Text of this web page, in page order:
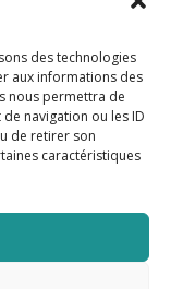
des technologies
aux informations des
nous permettra de
navigation ou les ID
de retirer son
caractéristiques